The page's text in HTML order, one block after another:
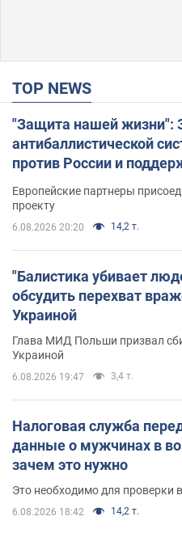
TOP NEWS
"Защита нашей жизни":
антибаллистической
против России и
Европейские партнеры
проекту
6.08.2026 20:20 14,2 т.
"Балистика убивает
обсудить перехват
Украиной
Глава МИД Польши призвал
Украиной
6.08.2026 19:47 3,4 т.
Налоговая служба
данные о мужчинах в
зачем это нужно
Это необходимо для проверки
6.08.2026 18:42 14,2 т.